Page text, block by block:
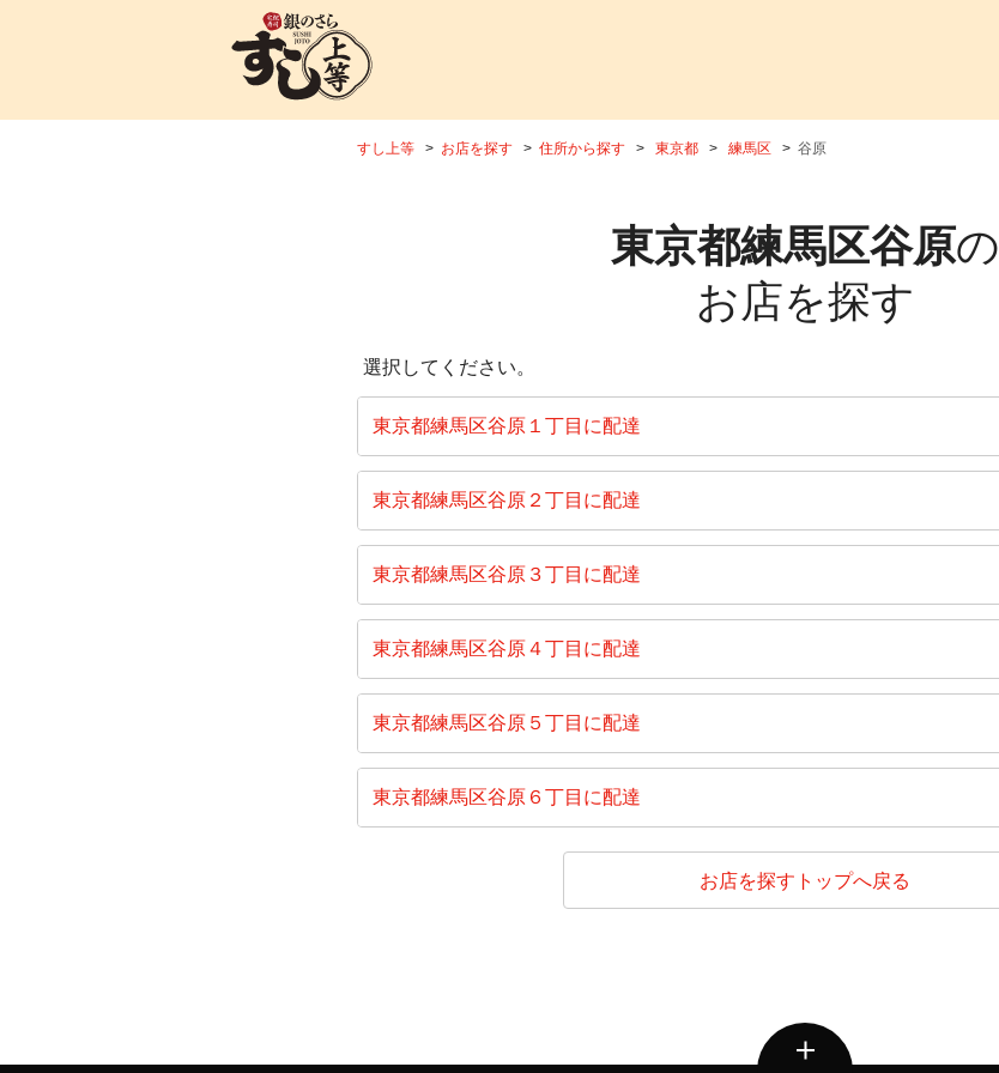
すし上等 お店を探す 住所から探す 東京都 練馬区 谷原
東京都練馬区谷原の
お店を探す
選択してください。
東京都練馬区谷原１丁目に配達
東京都練馬区谷原２丁目に配達
東京都練馬区谷原３丁目に配達
東京都練馬区谷原４丁目に配達
東京都練馬区谷原５丁目に配達
東京都練馬区谷原６丁目に配達
お店を探すトップへ戻る